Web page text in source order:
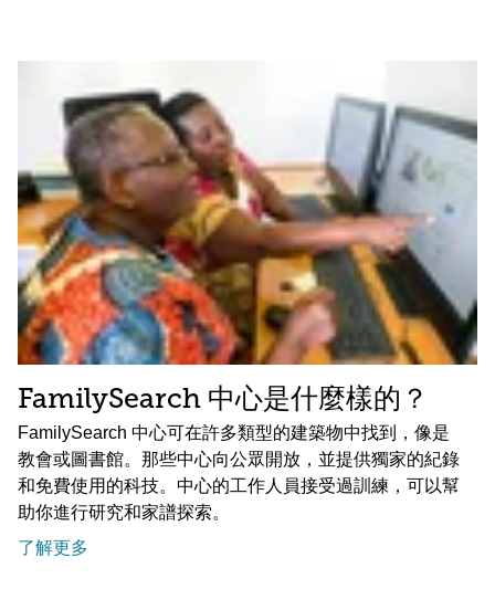
FamilySearch 中心是什麼樣的？
FamilySearch 中心可在許多類型的建築物中找到，像是
教會或圖書館。那些中心向公眾開放，並提供獨家的紀錄
和免費使用的科技。中心的工作人員接受過訓練，可以幫
助你進行研究和家譜探索。
了解更多